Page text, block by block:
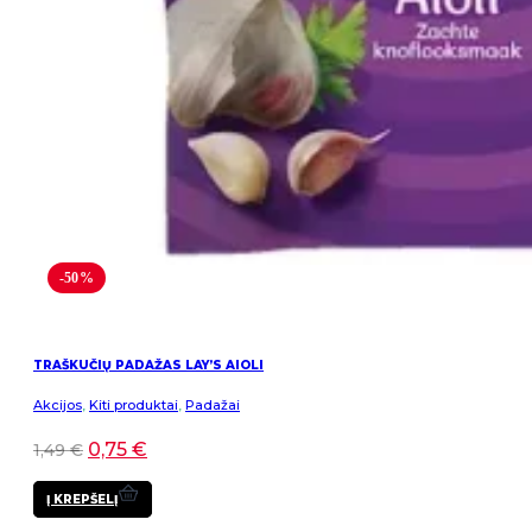
-50%
TRAŠKUČIŲ PADAŽAS LAY’S AIOLI
Akcijos, Kiti produktai, Padažai
1,49€ 0,75 €
Į KREPŠELĮ